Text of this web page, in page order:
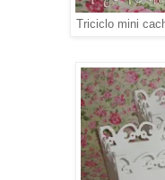
Triciclo mini